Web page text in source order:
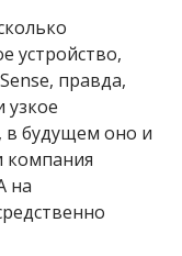
устройство,
правда,
узкое
в будущем оно и
компания
на